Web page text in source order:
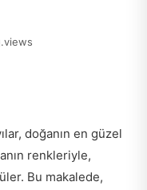
doğanın en güzel
renkleriyle,
Bu makalede,